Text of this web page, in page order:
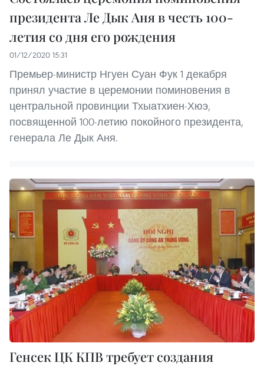
президента Ле Дык Аня в честь 100-
летия со дня его рождения
01/12/2020 15:31
Премьер-министр Нгуен Суан Фук 1 декабря
принял участие в церемонии поминовения в
центральной провинции Тхыатхиен-Хюэ,
посвященной 100-летию покойного президента,
генерала Ле Дык Аня.
Генсек ЦК КПВ требует создания